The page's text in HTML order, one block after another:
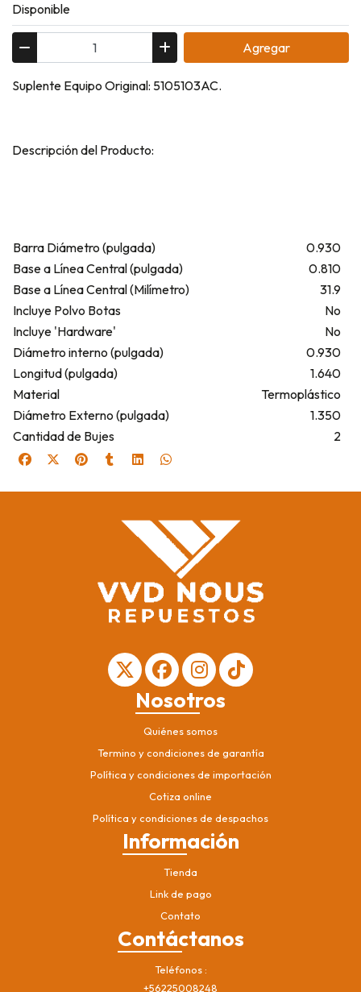
Disponible
Agregar
Suplente Equipo Original: 5105103AC.
Descripción del Producto:
Barra Diámetro (pulgada)
0.930
Base a Línea Central (pulgada)
0.810
Base a Línea Central (Milímetro)
31.9
Incluye Polvo Botas
No
Incluye 'Hardware'
No
Diámetro interno (pulgada)
0.930
Longitud (pulgada)
1.640
Material
Termoplástico
Diámetro Externo (pulgada)
1.350
Cantidad de Bujes
2
Nosotros
Quiénes somos
Termino y condiciones de garantía
Política y condiciones de importación
Cotiza online
Política y condiciones de despachos
Información
Tienda
Link de pago
Contato
Contáctanos
Teléfonos
+56225008248